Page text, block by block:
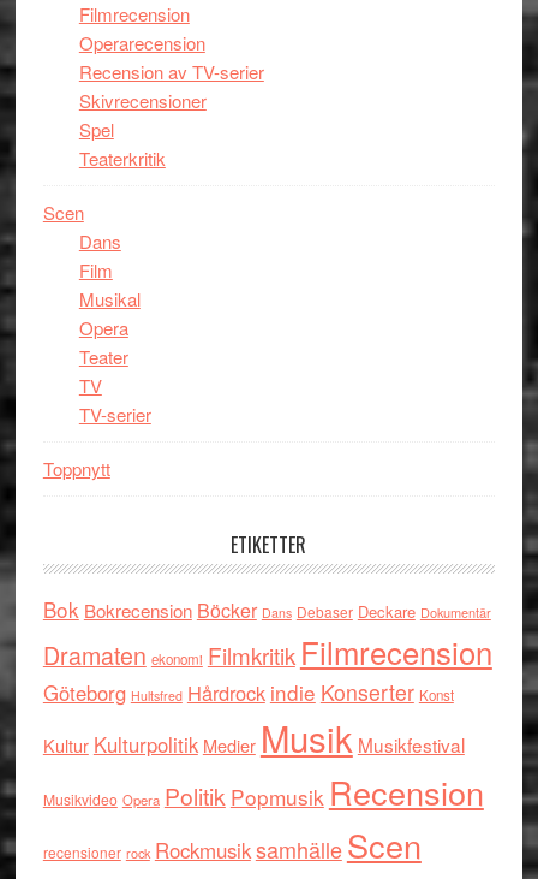
Filmrecension
Operarecension
Recension av TV-serier
Skivrecensioner
Spel
Teaterkritik
Scen
Dans
Film
Musikal
Opera
Teater
TV
TV-serier
Toppnytt
ETIKETTER
Bok Bokrecension Böcker Dans Debaser Deckare Dokumentär
Dramaten ekonomi Filmkritik Filmrecension
Göteborg Hultsfred Hårdrock indie Konserter Konst
Kultur Kulturpolitik Medier Musik Musikfestival
Musikvideo Opera Politik Popmusik Recension
recensioner rock RockmusiksamhälleScen